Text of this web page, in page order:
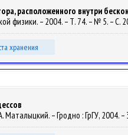
расположенного внутри
физики. – 2004. – Т. 74. – № 5. – С.
хранения
Маталыцкий. – Гродно : ГрГУ, 2004.